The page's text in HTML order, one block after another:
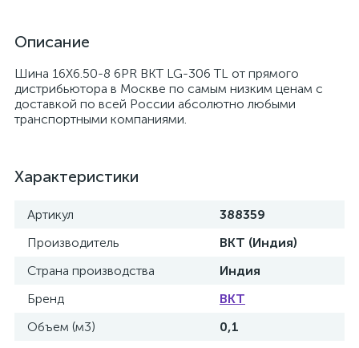
Описание
Шина 16X6.50-8 6PR BKT LG-306 TL от прямого
дистрибьютора в Москве по самым низким ценам с
доставкой по всей России абсолютно любыми
транспортными компаниями.
Характеристики
Артикул
388359
Производитель
BKT (Индия)
Страна производства
Индия
Бренд
BKT
Объем (м3)
0,1